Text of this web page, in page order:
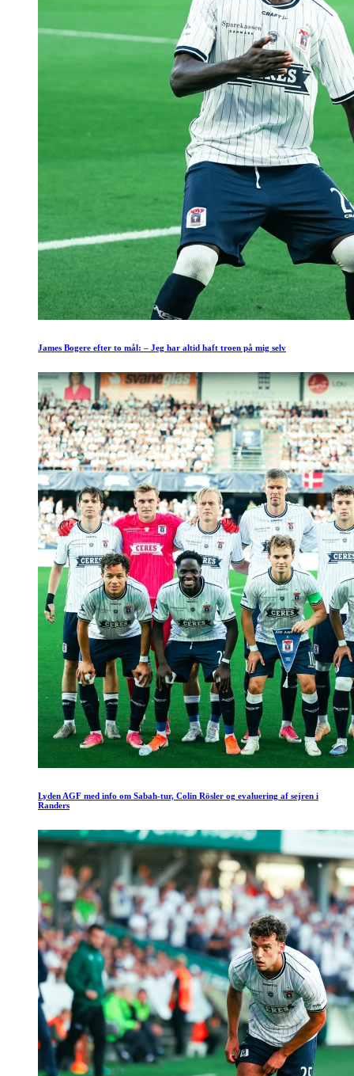
James Bogere efter to mål: – Jeg har altid haft troen på mig selv
Lyden AGF med info om Sabah-tur, Colin Rösler og evaluering af sejren i
Randers